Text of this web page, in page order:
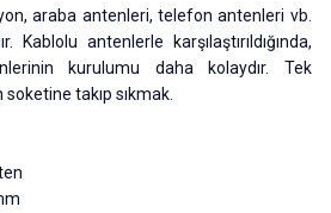
araba antenleri, telefon antenleri vb.
Kablolu antenlerle karşılaştırıldığında,
kurulumu daha kolaydır. Tek
takıp sıkmak.